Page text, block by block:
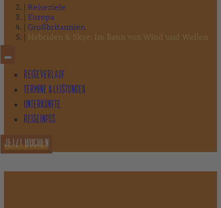
Reiseziele
Europa
Großbritannien
Hebriden & Skye: Im Bann von Wind und Wellen
REISEVERLAUF
TERMINE & LEISTUNGEN
UNTERKÜNFTE
REISEINFOS
JETZT BUCHEN